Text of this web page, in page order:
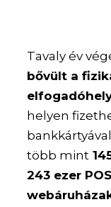
Tavaly év
bővült a
helyen
több mint
243 ezer